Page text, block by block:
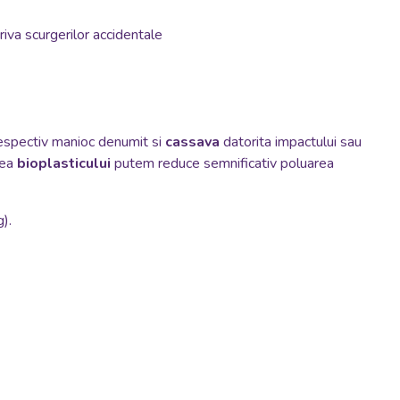
scurgerilor accidentale
manioc denumit si cassava datorita impactului sau
bioplasticului putem reduce semnificativ poluarea